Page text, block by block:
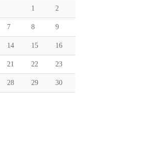
1 2
7 8 9
14 15 16
21 22 23
28 29 30